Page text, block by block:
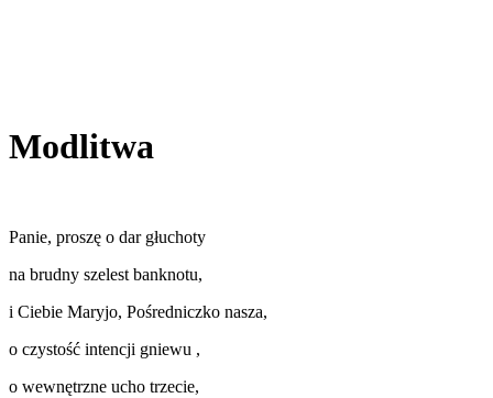
Modlitwa
Panie, proszę o dar głuchoty
na brudny szelest banknotu,
i Ciebie Maryjo, Pośredniczko nasza,
o czystość intencji gniewu ,
o wewnętrzne ucho trzecie,